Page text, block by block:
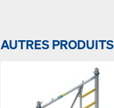
AUTRES PRODUITS